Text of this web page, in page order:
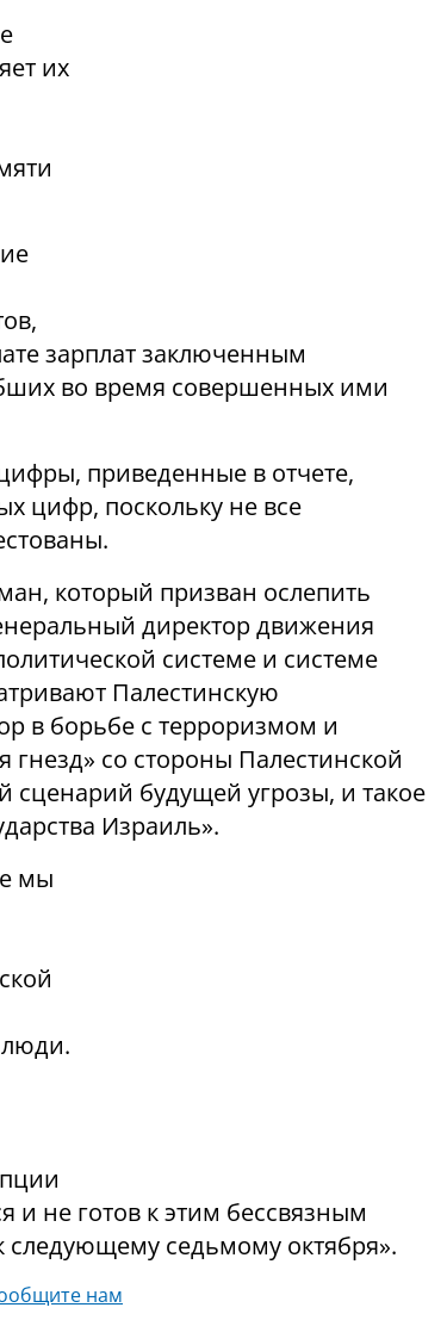
их
зарплат заключенным
во время совершенных ими
приведенные в отчете,
цифр, поскольку не все
который призван ослепить
директор движения
системе и системе
Палестинскую
в борьбе с терроризмом и
со стороны Палестинской
будущей угрозы, и такое
Израиль».
мы
люди.
и не готов к этим бессвязным
следующему седьмому октября».
нам